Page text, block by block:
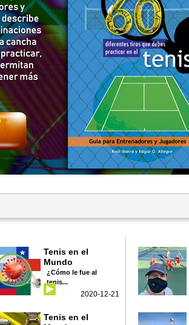
Tenis en el
Mundo
¿Cómo le fue al
tenis...
2020-12-21
Tenis en el